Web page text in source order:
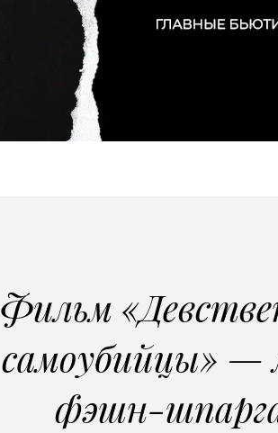
Фильм
самоубийцы» —
фэшн-